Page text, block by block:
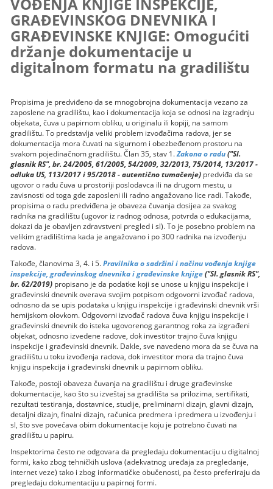
GRAĐEVINSKOG DNEVNIKA I
GRAĐEVINSKE KNJIGE: Omogućiti
držanje dokumentacije u
digitalnom formatu na gradilištu
Propisima je predviđeno da se mnogobrojna dokumentacija vezano za
zaposlene na gradilištu, kao i dokumentacija koja se odnosi na izgradnju
objekata, čuva u papirnom obliku, u originalu ili kopiji, na samom
gradilištu. To predstavlja veliki problem izvođačima radova, jer se
dokumentacija mora čuvati na sigurnom i obezbeđenom prostoru na
svakom pojedinačnom gradilištu. Član 35, stav 1.Zakona o radu("Sl.
glasnik RS", br. 24/2005, 61/2005, 54/2009, 32/2013, 75/2014, 13/2017 -
odluka US, 113/2017 i 95/2018 - autentično tumačenje) predviđa da se
ugovor o radu čuva u prostoriji poslodavca ili na drugom mestu, u
zavisnosti od toga gde zaposleni ili radno angažovano lice radi. Takođe,
propisima o radu predviđena je obaveza čuvanja dosijea za svakog
radnika na gradilištu (ugovor iz radnog odnosa, potvrda o edukacijama,
dokazi da je obavljen zdravstveni pregled i sl). To je posebno problem na
velikim gradilištima kada je angažovano i po 300 radnika na izvođenju
radova.
Takođe, članovima 3, 4. i 5.Pravilnika o sadržini i načinu vođenja knjige
inspekcije, građevinskog dnevnika i građevinske knjige("Sl. glasnik RS",
br. 62/2019) propisano je da podatke koji se unose u knjigu inspekcije i
građevinski dnevnik overava svojim potpisom odgovorni izvođač radova,
odnosno da se upis podataka u knjigu inspekcije i građevinski dnevnik vrši
hemijskom olovkom. Odgovorni izvođač radova čuva knjigu inspekcije i
građevinski dnevnik do isteka ugovorenog garantnog roka za izgrađeni
objekat, odnosno izvedene radove, dok investitor trajno čuva knjigu
inspekcije i građevinski dnevnik. Dakle, sve navedeno mora da se čuva na
gradilištu u toku izvođenja radova, dok investitor mora da trajno čuva
knjigu inspekcija i građevinski dnevnik u papirnom obliku.
Takođe, postoji obaveza čuvanja na gradilištu i druge građevinske
dokumentacije, kao što su izveštaj sa gradilišta sa prilozima, sertifikati,
rezultati testiranja, dostavnice, studije, preliminarni dizajn, glavni dizajn,
detaljni dizajn, finalni dizajn, računica predmera i predmera u izvođenju i
sl, što sve povećava obim dokumentacije koju je potrebno čuvati na
gradilištu u papiru.
Inspektorima često ne odgovara da pregledaju dokumentaciju u digitalnoj
formi, kako zbog tehničkih uslova (adekvatnog uređaja za pregledanje,
internet veze) tako i zbog informatičke obučenosti, pa često preferiraju da
pregledaju dokumentaciju u papirnoj formi.